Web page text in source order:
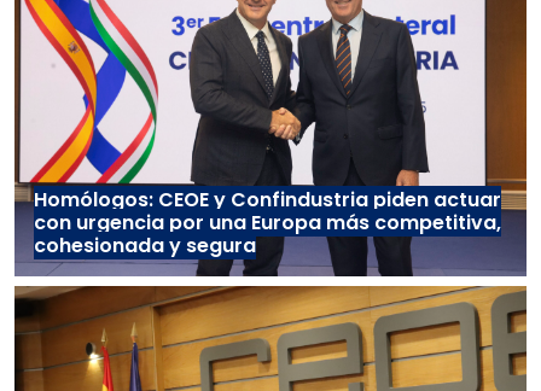
Homólogos: CEOE y Confindustria piden actuar
con urgencia por una Europa más competitiva,
cohesionada y segura